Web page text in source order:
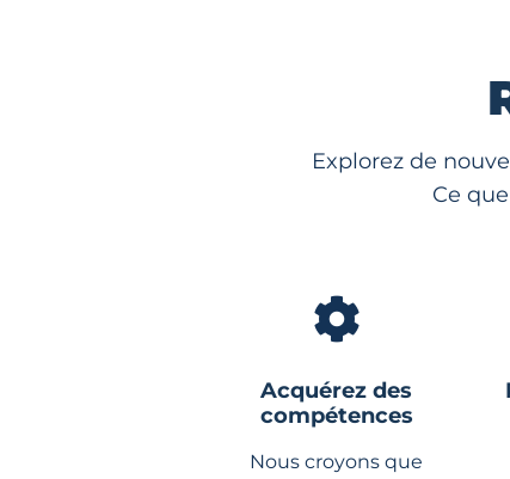
Explorez de
Ce
Acquérez des
compétences
Nous croyons que